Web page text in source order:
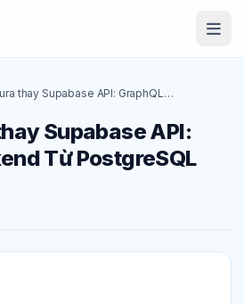
thay Supabase API: GraphQL
Supabase API:
Từ PostgreSQL